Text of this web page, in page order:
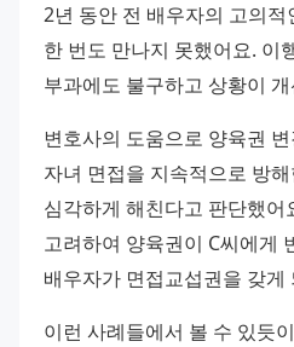
2년 동안 전 배우자의 고의
한 번도 만나지 못했어요. 이
부과에도 불구하고 상황이
변호사의 도움으로 양육권
자녀 면접을 지속적으로 방
심각하게 해친다고 판단했어
고려하여 양육권이 C씨에게
배우자가 면접교섭권을 갖게
이런 사례들에서 볼 수 있듯